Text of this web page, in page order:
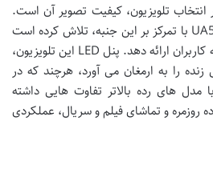
انتخاب تلویزیون، کیفیت تصویر آن است.
تلویزیون سام UA55CU8500TH با تمرکز بر این جنبه، تلاش کرده است
تا تجربه ای بصری دلپذیر را به کاربران ارائه دهد. پنل LED این تلویزیون،
را به ارمغان می آورد، هرچند که در
های رده بالاتر تفاوت هایی داشته
روزمره و تماشای فیلم و سریال، عملکردی